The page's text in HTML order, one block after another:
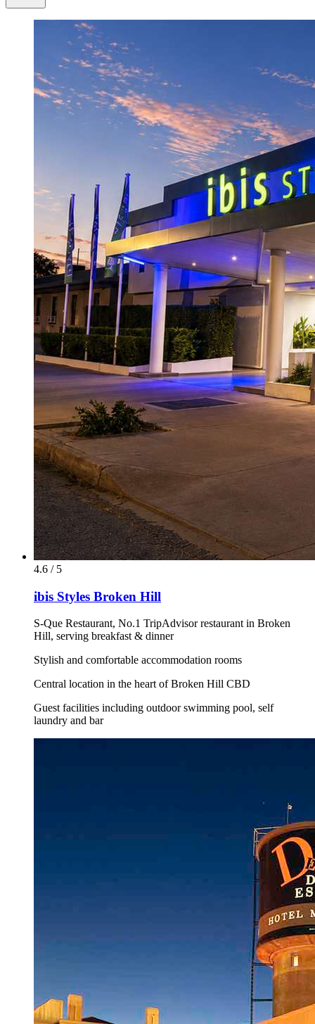
4.6 / 5
ibis Styles Broken Hill
S-Que Restaurant, No.1 TripAdvisor restaurant in Broken
Hill, serving breakfast & dinner
Stylish and comfortable accommodation rooms
Central location in the heart of Broken Hill CBD
Guest facilities including outdoor swimming pool, self
laundry and bar